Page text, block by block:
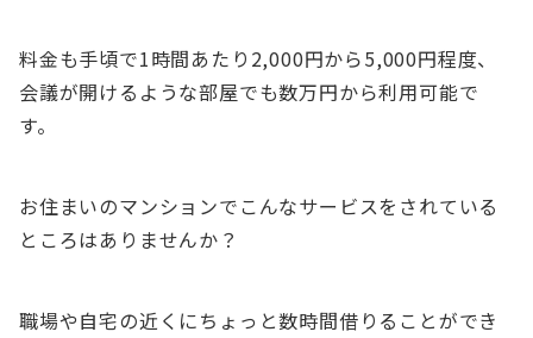
料金も手頃で1時間あたり2,000円から5,000円程度、
会議が開けるような部屋でも数万円から利用可能で
す。
お住まいのマンションでこんなサービスをされている
ところはありませんか？
職場や自宅の近くにちょっと数時間借りることができ